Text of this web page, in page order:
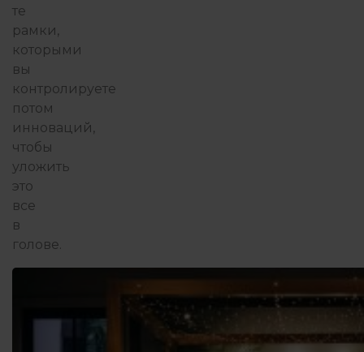
те
рамки,
которыми
вы
контролируете
потом
инноваций,
чтобы
уложить
это
все
в
голове.